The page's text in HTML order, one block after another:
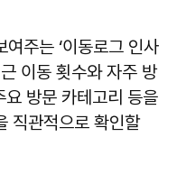
주는 ‘이동로그 인사
이동 횟수와 자주 방
방문 카테고리 등을
직관적으로 확인할